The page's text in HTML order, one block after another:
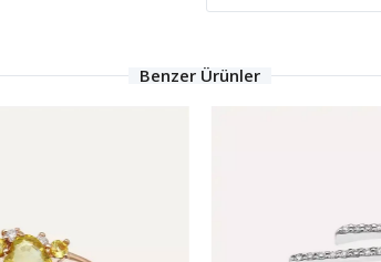
Benzer Ürünler